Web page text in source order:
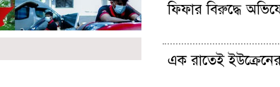
ফিফার বিরুদ্ধে
এক রাতেই